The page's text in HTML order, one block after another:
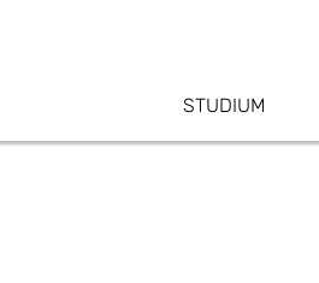
STUDIUM